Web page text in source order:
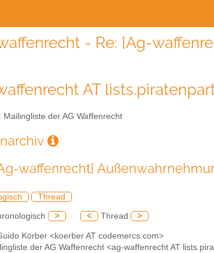
- Re: [Ag-
AT
Mailingliste der AG Waffenrecht
waffenrecht]
Thread
> < Thread >
Körber <koerber AT codemercs.com>
der AG Waffenrecht <ag-waffenrecht AT